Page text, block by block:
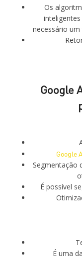
Os
necessário
Google
Google
Segmentação
É possível
É uma